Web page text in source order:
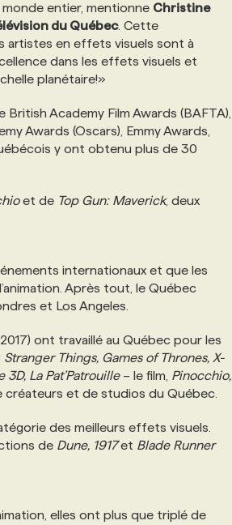
entier, mentionne Christine
du Québec. Cette
artistes en effets visuels sont à
dans les effets visuels et
planétaire!»
Academy Film Awards (BAFTA),
Awards (Oscars), Emmy Awards,
y ont obtenu plus de 30
et de Top Gun: Maverick, deux
internationaux et que les
Après tout, le Québec
et Los Angeles.
ont travaillé au Québec pour les
Stranger Things, Games of Thrones, X-
La Pat’Patrouille– le film, Pinocchio,
et de studios du Québec.
des meilleurs effets visuels.
de Dune, 1917et Blade Runner
elles ont plus que triplé de